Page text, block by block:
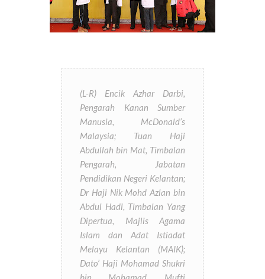
(L-R) Encik Azhar Darbi,
Pengarah Kanan Sumber
Manusia, McDonald’s
Malaysia; Tuan Haji
Abdullah bin Mat, Timbalan
Pengarah, Jabatan
Pendidikan Negeri Kelantan;
Dr Haji Nik Mohd Azlan bin
Abdul Hadi, Timbalan Yang
Dipertua, Majlis Agama
Islam dan Adat Istiadat
Melayu Kelantan (MAIK);
Dato’ Haji Mohamad Shukri